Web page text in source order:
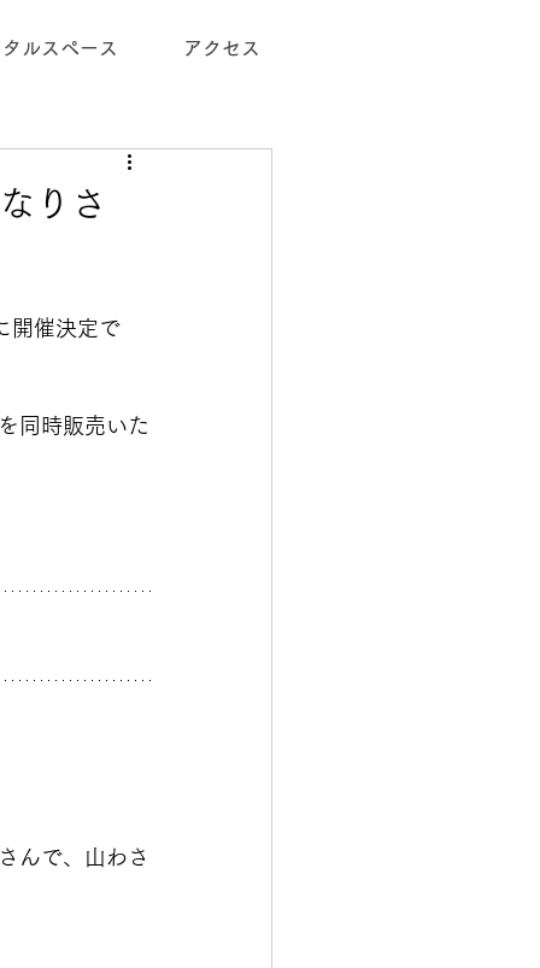
タルスペース アクセス
りさ
開催決定で
同時販売いた
んで、山わさ